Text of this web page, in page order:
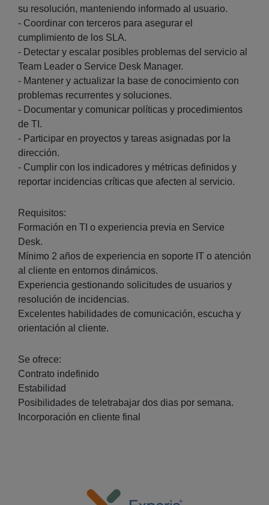
su resolución, manteniendo informado al usuario.
- Coordinar con terceros para asegurar el
cumplimiento de los SLA.
- Detectar y escalar posibles problemas del servicio al
Team Leader o Service Desk Manager.
- Mantener y actualizar la base de conocimiento con
problemas recurrentes y soluciones.
- Documentar y comunicar políticas y procedimientos
de TI.
- Participar en proyectos y tareas asignadas por la
dirección.
- Cumplir con los indicadores y métricas definidos y
reportar incidencias críticas que afecten al servicio.
Requisitos:
Formación en TI o experiencia previa en Service
Desk.
Mínimo 2 años de experiencia en soporte IT o atención
al cliente en entornos dinámicos.
Experiencia gestionando solicitudes de usuarios y
resolución de incidencias.
Excelentes habilidades de comunicación, escucha y
orientación al cliente.
Se ofrece:
Contrato indefinido
Estabilidad
Posibilidades de teletrabajar dos dias por semana.
Incorporación en cliente final